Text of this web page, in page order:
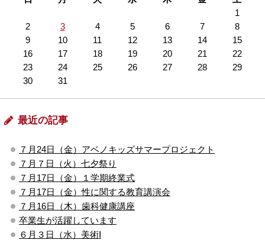
1
2
3 4 5 6 7
8
9
10 11 12 13 14
15
16
17 18 19 20 21
22
23
24 25 26 27 28
29
30
31
最近の記事
７月24日（金）アベノキッズサマープロジェクト
７月７日（火）七夕祭り
７月17日（金）１学期終業式
７月17日（金）性に関する教育講演会
７月16日（木）歯科健康講座
卒業生が活躍しています
６月３日（水）美術Ⅰ